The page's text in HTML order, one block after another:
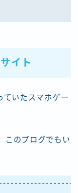
イト
ていたスマホゲー
このブログでもい